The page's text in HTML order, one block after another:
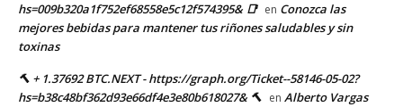
hs=009b320a1f752ef68558e5c12f574395& 📑 en Conozca las
mejores bebidas para mantener tus riñones saludables y sin
toxinas
🔨 + 1.37692 BTC.NEXT - https://graph.org/Ticket--58146-05-02?
hs=b38c48bf362d93e66df4e3e80b618027& 🔨 en Alberto Vargas